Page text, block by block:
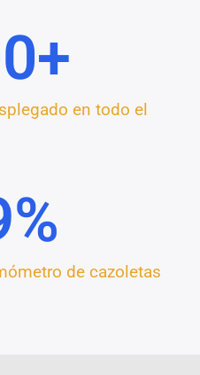
en todo el
+
de cazoletas
%